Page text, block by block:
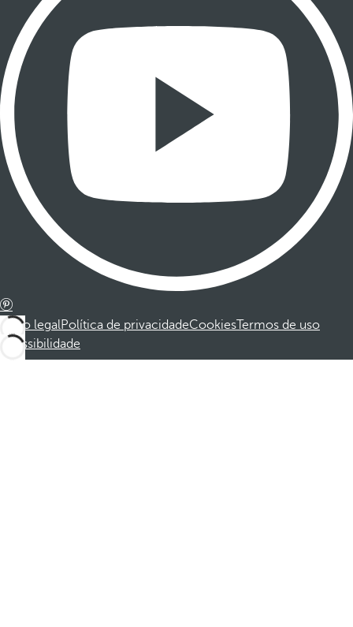
Aviso legalPolítica de privacidadeCookiesTermos de uso
Acessibilidade